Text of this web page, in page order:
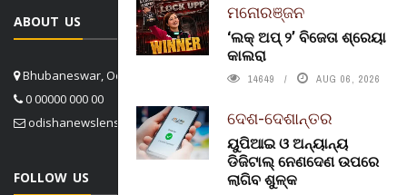
ମନୋରଞ୍ଜନ
‘ଲକ୍ ଅପ୍ ୨’ ବିଜେତା ଶ୍ରେୟା
କାଲରା
14649 AUG 06, 2026
ଦେଶ-ଦେଶାନ୍ତର
ୟୁପିଆଇ ଓ ଅନ୍ୟାନ୍ୟ
ଡିଜିଟାଲ୍ ନେଣଦେଣ ଉପରେ
ଲାଗିବ ଶୁଳ୍କ
ABOUT US
Bhubaneswar, Odisha, India
0 00000 000 00
odishanewslens@gmail.com
FOLLOW US